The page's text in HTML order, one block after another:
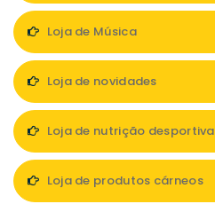
Loja de Música
Loja de novidades
Loja de nutrição desportiva
Loja de produtos cárneos